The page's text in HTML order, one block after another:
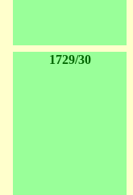
1729/30